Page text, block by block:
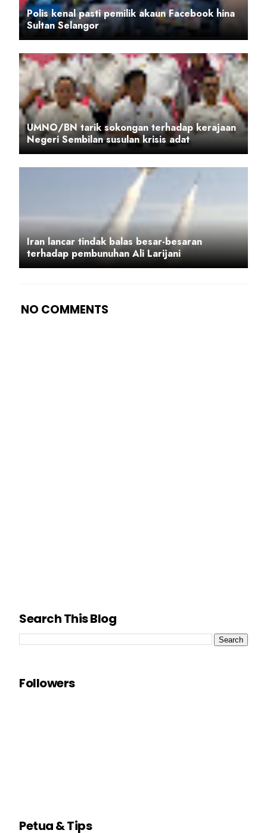
Polis kenal pasti pemilik akaun Facebook hina
Sultan Selangor
UMNO/BN tarik sokongan terhadap kerajaan
Negeri Sembilan susulan krisis adat
Iran lancar tindak balas besar-besaran
terhadap pembunuhan Ali Larijani
NO COMMENTS
Search This Blog
Followers
Petua & Tips